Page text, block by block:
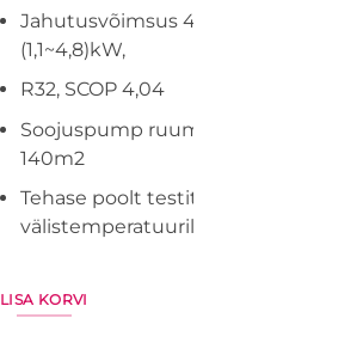
Jahutusvõimsus 4,2
(1,1~4,8)kW,
R32, SCOP 4,04
Soojuspump ruumile kuni
140m2
Tehase poolt testitud
välistemperatuuril -25°C
LISA KORVI